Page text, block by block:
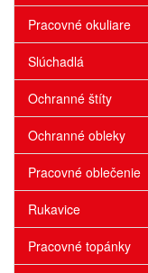
Pracovné okuliare
Slúchadlá
Ochranné štíty
Ochranné obleky
Pracovné oblečenie
Rukavice
Pracovné topánky